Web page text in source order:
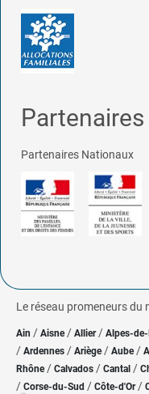
Partenaires
Partenaires Nationaux
Le réseau promeneurs du
Ain / Aisne/ Allier/ Alpes-
/ Ardennes / Ariège/ Aube/
Rhône/ Calvados / Cantal /
/ Corse-du-Sud / Côte-d'Or /